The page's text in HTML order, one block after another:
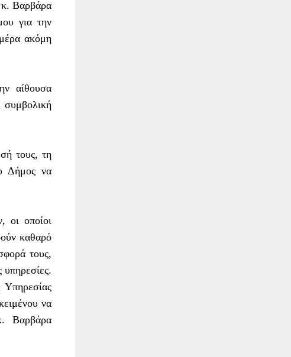
Βαρβάρα
για την
ακόμη
αίθουσα
τους, τη
Δήμος να
οι οποίοι
καθαρό
τους,
να
Βαρβάρα